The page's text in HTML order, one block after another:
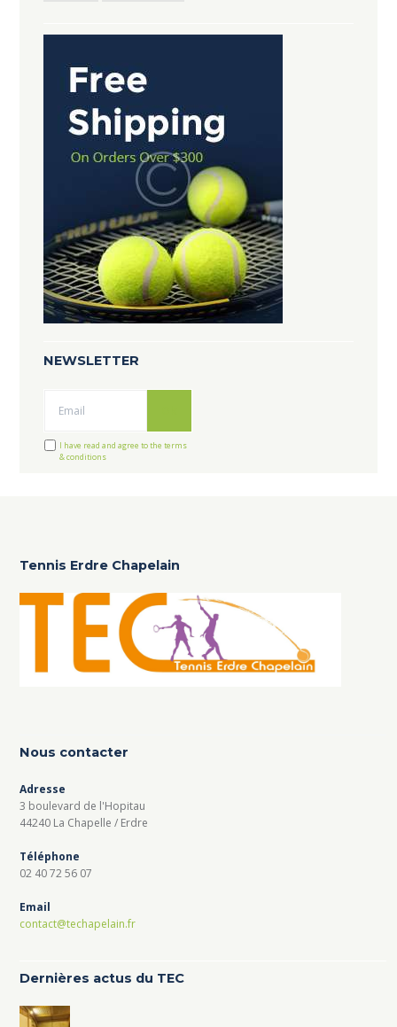
NEWSLETTER
I have read and agree to the terms
& conditions
Tennis Erdre Chapelain
Nous contacter
Adresse
3 boulevard de l'Hopitau
44240 La Chapelle / Erdre
Téléphone
02 40 72 56 07
Email
contact@techapelain.fr
Dernières actus du TEC